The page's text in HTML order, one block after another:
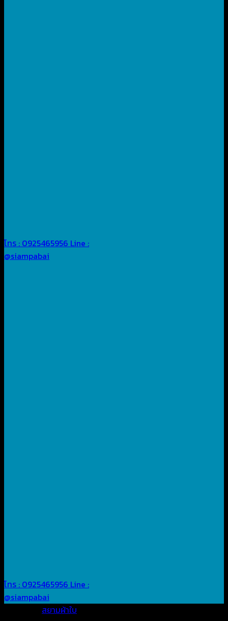
โทร : 0925465956 Line :
@siampabai
โทร : 0925465956 Line :
@siampabai
สยามผ้าใบ